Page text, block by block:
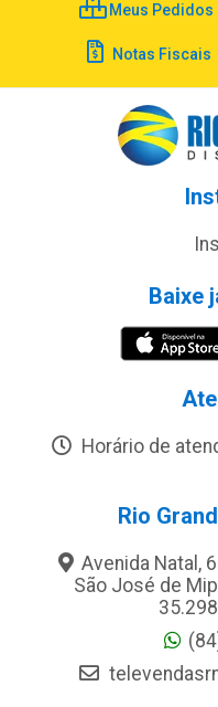
Meus Pedidos
Notas Fiscais
Baixe
Horário de
Rio
Avenida Natal,
São José de